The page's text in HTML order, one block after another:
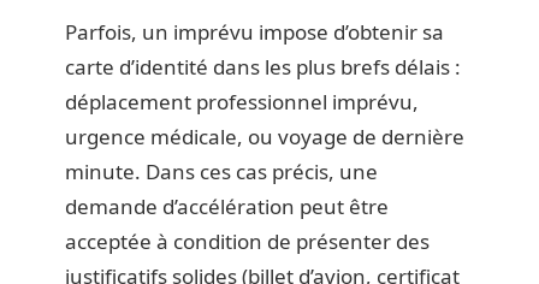
Parfois, un imprévu impose d’obtenir sa
carte d’identité dans les plus brefs délais :
déplacement professionnel imprévu,
urgence médicale, ou voyage de dernière
minute. Dans ces cas précis, une
demande d’accélération peut être
acceptée à condition de présenter des
justificatifs solides (billet d’avion, certificat